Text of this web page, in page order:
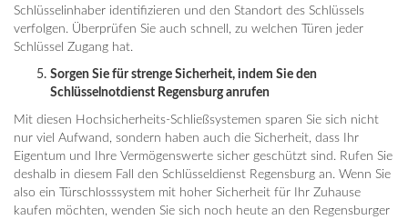
Schlüsselinhaber identifizieren und den Standort des Schlüssels
verfolgen. Überprüfen Sie auch schnell, zu welchen Türen jeder
Schlüssel Zugang hat.
Sorgen Sie für strenge Sicherheit, indem Sie den
Schlüsselnotdienst Regensburg anrufen
Mit diesen Hochsicherheits-Schließsystemen sparen Sie sich nicht
nur viel Aufwand, sondern haben auch die Sicherheit, dass Ihr
Eigentum und Ihre Vermögenswerte sicher geschützt sind. Rufen Sie
deshalb in diesem Fall den Schlüsseldienst Regensburg an. Wenn Sie
also ein Türschlosssystem mit hoher Sicherheit für Ihr Zuhause
kaufen möchten, wenden Sie sich noch heute an den Regensburger